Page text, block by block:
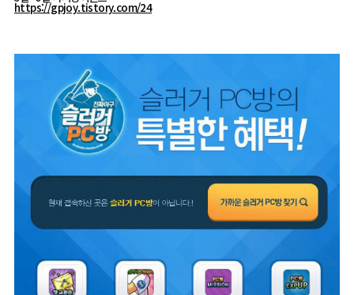
https://gpjoy.tistory.com/24